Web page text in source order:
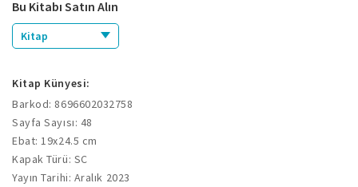
Bu Kitabı Satın Alın
Kitap
Kitap Künyesi:
Barkod: 8696602032758
Sayfa Sayısı: 48
Ebat: 19x24.5 cm
Kapak Türü: SC
Yayın Tarihi: Aralık 2023